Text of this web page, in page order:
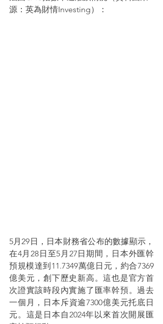
源：英為財情Investing）：
5月29日，日本財務省公布的數據顯示，
在4月28日至5月27日期間，日本外匯幹
預規模達到11.7349萬億日元，約合7369
億美元，創下歷史新高。這也是官方首
次證實該時段內實施了匯率幹預。過去
一個月，日本斥資逾7300億美元托底日
元。這是日本自2024年以來首次開展匯